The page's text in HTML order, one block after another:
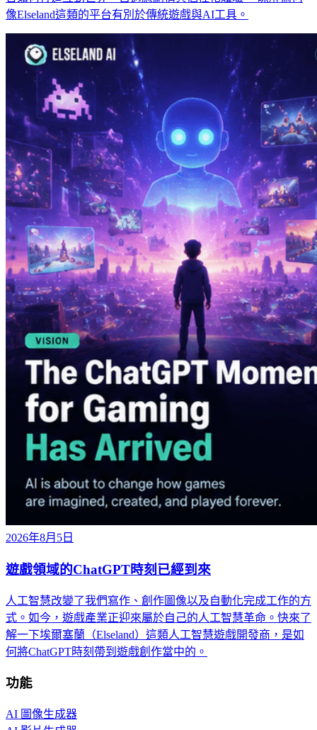
像Elseland這類的平台有別於傳統遊戲與AI工具。
2026年8月5日
遊戲領域的ChatGPT時刻已經到來
人工智慧改變了我們寫作、創作圖像以及自動化完成工作的方
式。如今，遊戲產業正迎來屬於自己的人工智慧革命。快來了
解一下埃爾塞蘭（Elseland）這類人工智慧遊戲開發商，是如
何將ChatGPT時刻帶到遊戲創作當中的。
功能
AI 圖像生成器